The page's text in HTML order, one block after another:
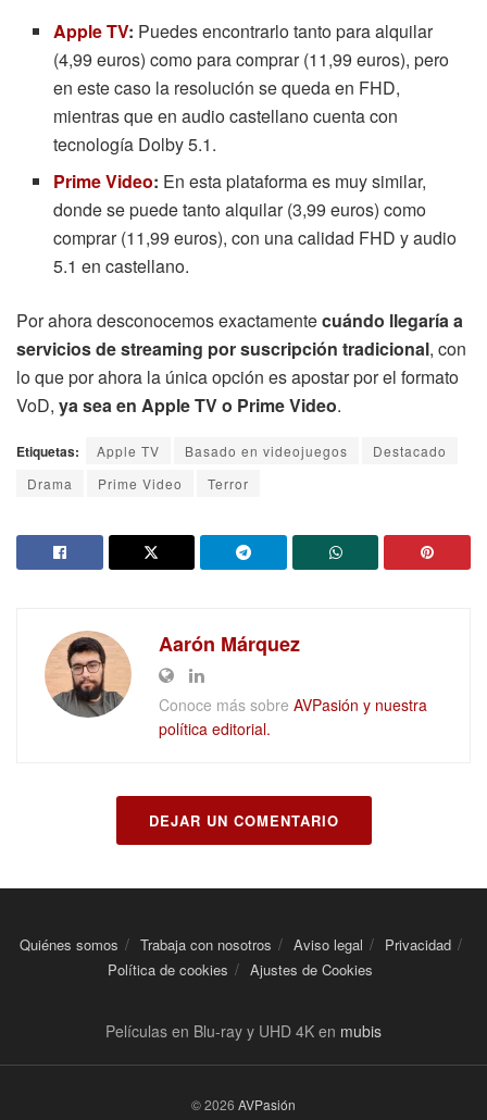
Apple TV: Puedes encontrarlo tanto para alquilar
(4,99 euros) como para comprar (11,99 euros), pero
en este caso la resolución se queda en FHD,
mientras que en audio castellano cuenta con
tecnología Dolby 5.1.
Prime Video: En esta plataforma es muy similar,
donde se puede tanto alquilar (3,99 euros) como
comprar (11,99 euros), con una calidad FHD y audio
5.1 en castellano.
Por ahora desconocemos exactamentecuándo llegaría a
servicios de streaming por suscripción tradicional, con
lo que por ahora la única opción es apostar por el formato
VoD, ya sea en Apple TV o Prime Video.
Etiquetas: Apple TV Basado en videojuegos
Destacado
Drama
Prime Video Terror
Aarón Márquez
Conoce más sobre AVPasión y nuestra
política editorial.
DEJAR UN COMENTARIO
Quiénes somos Trabaja con nosotros Aviso legal
Privacidad
Política de cookies
Ajustes de Cookies
Películas en Blu-ray y UHD 4K en mubis
© 2026 AVPasión